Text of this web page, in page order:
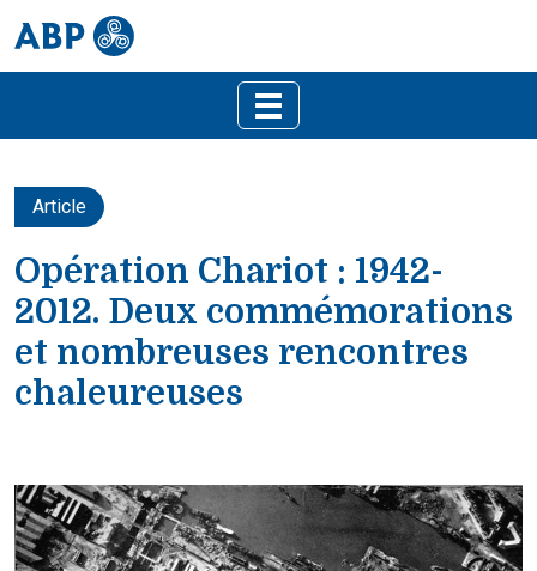
Article
Opération Chariot : 1942-
2012. Deux commémorations
et nombreuses rencontres
chaleureuses